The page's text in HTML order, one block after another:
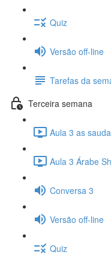
Quiz
Versão off-line
Tarefas da
Terceira semana
Aula 3 as
Aula 3 Árabe
Conversa 3
Versão off-line
Quiz